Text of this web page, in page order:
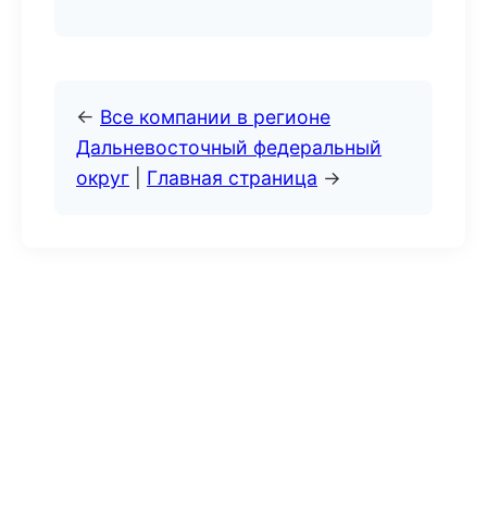
← Все компании в регионе
Дальневосточный федеральный
округ
Главная страница →